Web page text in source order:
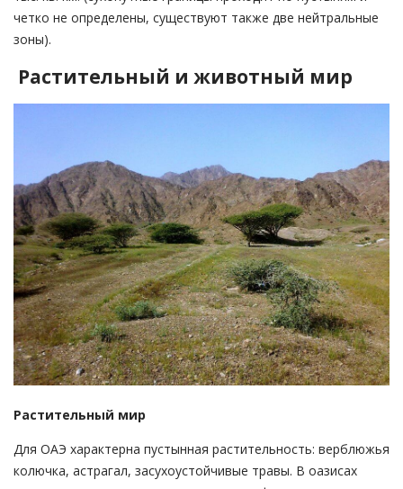
четко не определены, существуют также две нейтральные
зоны).
Растительный и животный мир
Растительный мир
Для ОАЭ характерна пустынная растительность: верблюжья
колючка, астрагал, засухоустойчивые травы. В оазисах